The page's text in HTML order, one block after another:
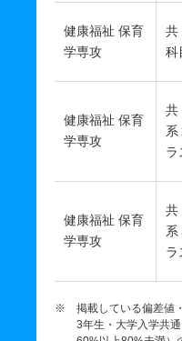
健康福祉 保育
学専攻
共
科
健康福祉 保育
学専攻
共
系
ラ
健康福祉 保育
学専攻
共
系
ラ
※ 掲載している偏差値
3年生・大学入学共